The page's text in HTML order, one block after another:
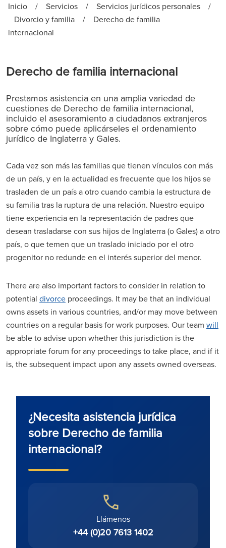
Inicio / Servicios / Servicios jurídicos personales
/
Divorcio y familia
/
Derecho de familia
internacional
Derecho de familia internacional
Prestamos asistencia en una amplia variedad de
cuestiones de Derecho de familia internacional,
incluido el asesoramiento a ciudadanos extranjeros
sobre cómo puede aplicárseles el ordenamiento
jurídico de Inglaterra y Gales.
Cada vez son más las familias que tienen vínculos con más
de un país, y en la actualidad es frecuente que los hijos se
trasladen de un país a otro cuando cambia la estructura de
su familia tras la ruptura de una relación. Nuestro equipo
tiene experiencia en la representación de padres que
desean trasladarse con sus hijos de Inglaterra (o Gales) a otro
país, o que temen que un traslado iniciado por el otro
progenitor no redunde en el interés superior del menor.
There are also important factors to consider in relation to
potential divorce proceedings. It may be that an individual
owns assets in various countries, and/or may move between
countries on a regular basis for work purposes. Our team will
be able to advise upon whether this jurisdiction is the
appropriate forum for any proceedings to take place, and if it
is, the subsequent impact upon any assets owned overseas.
¿Necesita asistencia jurídica
sobre Derecho de familia
internacional?
Llámenos
+44 (0)20 7613 1402